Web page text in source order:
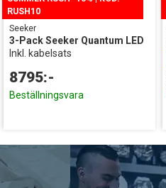
RUSH10
Seeker
3-Pack Seeker Quantum LED
Inkl. kabelsats
8795:-
Beställningsvara